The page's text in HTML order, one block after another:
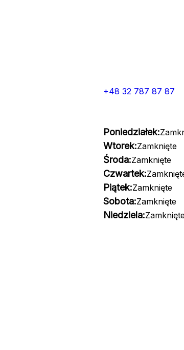
+48 32 787 87 87
Poniedziałek:
Wtorek:Zamknięte
Środa:Zamknięte
Czwartek:
Piątek:Zamknięte
Sobota:Zamknięte
Niedziela: